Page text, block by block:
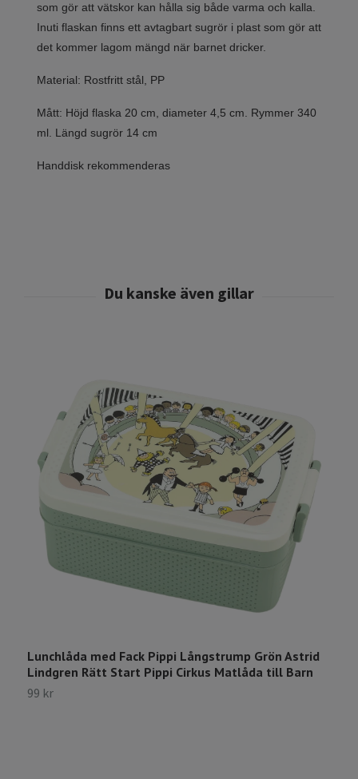
som gör att vätskor kan hålla sig både varma och kalla.
Inuti flaskan finns ett avtagbart sugrör i plast som gör att
det kommer lagom mängd när barnet dricker.
Material: Rostfritt stål, PP
Mått: Höjd flaska 20 cm, diameter 4,5 cm. Rymmer 340
ml. Längd sugrör 14 cm
Handdisk rekommenderas
Lunchlåda med Fack Pippi Långstrump Grön Astrid
Lindgren Rätt Start Pippi Cirkus Matlåda till Barn
99 kr